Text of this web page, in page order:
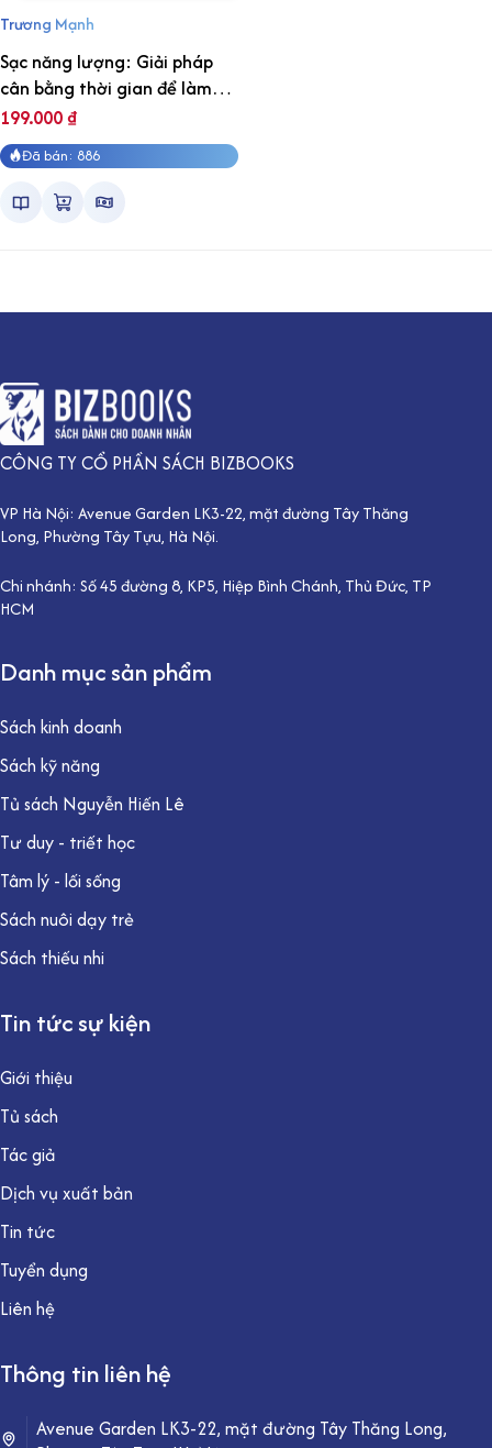
Trương Mạnh
Sạc năng lượng: Giải pháp
cân bằng thời gian để làm
tới nơi, chơi tới bến
199.000₫
Đã bán: 886
CÔNG TY CỔ PHẦN SÁCH BIZBOOKS
VP Hà Nội: Avenue Garden LK3-22, mặt đường Tây Thăng
Long, Phường Tây Tựu, Hà Nội.
Chi nhánh: Số 45 đường 8, KP5, Hiệp Bình Chánh, Thủ Đức, TP
HCM
Danh mục sản phẩm
Sách kinh doanh
Sách kỹ năng
Tủ sách Nguyễn Hiến Lê
Tư duy - triết học
Tâm lý - lối sống
Sách nuôi dạy trẻ
Sách thiếu nhi
Tin tức sự kiện
Giới thiệu
Tủ sách
Tác giả
Dịch vụ xuất bản
Tin tức
Tuyển dụng
Liên hệ
Thông tin liên hệ
Avenue Garden LK3-22, mặt đường Tây Thăng Long,